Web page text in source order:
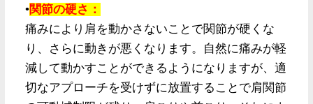
•関節の硬さ：
痛みにより肩を動かさないことで関節が硬くな
り、さらに動きが悪くなります。自然に痛みが軽
減して動かすことができるようになりますが、適
切なアプローチを受けずに放置することで肩関節